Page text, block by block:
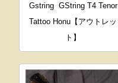
Gstring GString T4 Tenor
Tattoo Honu【アウトレッ
ト】